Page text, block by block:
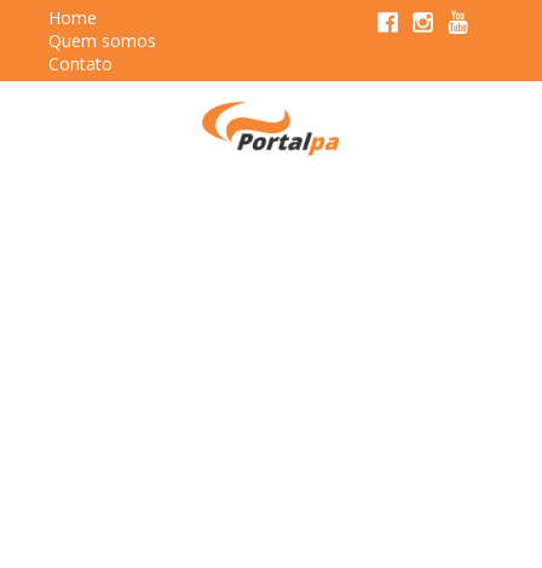
Home
Quem somos
Contato